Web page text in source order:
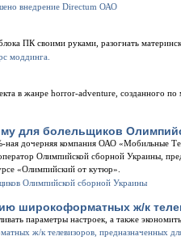
ПК своими руками, разогнать
в жанре horror-adventure, созданного по
для болельщиков
дочерняя компания ОАО «Мобильные
Олимпийской сборной Украины,
«Олимпийский от кутюр».
широкоформатных ж/к
параметры настроек, а также